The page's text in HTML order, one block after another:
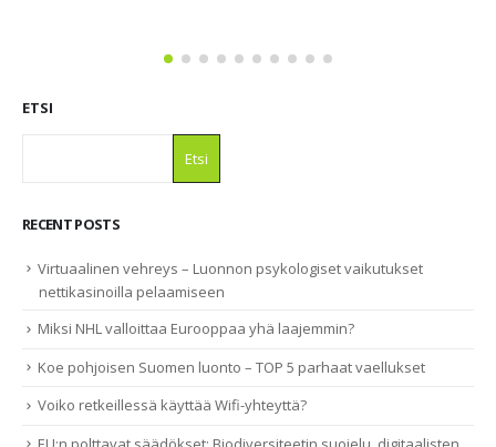
ETSI
Etsi
RECENT POSTS
Virtuaalinen vehreys – Luonnon psykologiset vaikutukset
nettikasinoilla pelaamiseen
Miksi NHL valloittaa Eurooppaa yhä laajemmin?
Koe pohjoisen Suomen luonto – TOP 5 parhaat vaellukset
Voiko retkeillessä käyttää Wifi-yhteyttä?